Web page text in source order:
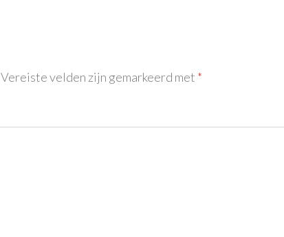
Vereiste velden zijn gemarkeerd met *